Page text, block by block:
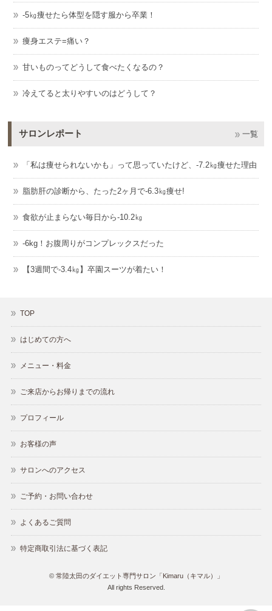
-5㎏痩せたら体型を隠す服から卒業！
痩身エステ=痛い？
甘いものってどうして食べたくなるの？
冷えてると太りやすいのはどうして？
サロンレポート 一覧
「私は痩せられないかも」って思っていたけど、-7.2㎏痩せた理由
脂肪肝の診断から、たった2ヶ月で-6.3㎏痩せ!
食欲が止まらない毎日から-10.2㎏
-6kg！お腹周りがコンプレックスだった
【3週間で-3.4㎏】卒園スーツが着たい！
TOP
はじめての方へ
メニュー・料金
ご来店からお帰りまでの流れ
プロフィール
お客様の声
サロンへのアクセス
ご予約・お問い合わせ
よくあるご質問
特定商取引法に基づく表記
© 常陸太田のダイエット専門サロン「Kimaru（キマル）」
All rights Reserved.